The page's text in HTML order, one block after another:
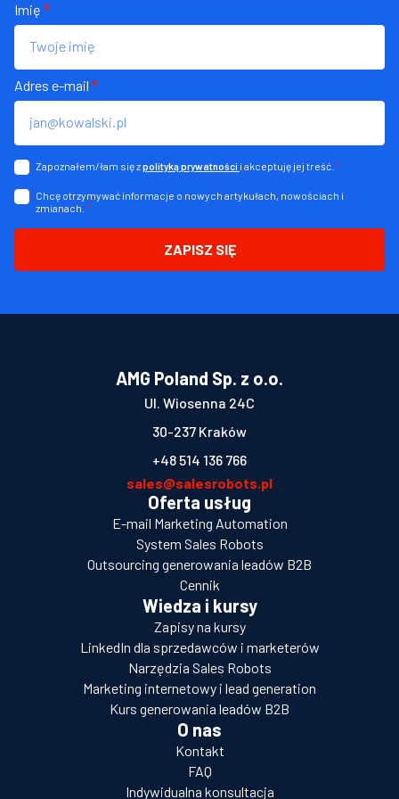
Imię *
Adres e-mail *
Zapoznałem/łam się zpolityką prywatności i akceptuję jej treść. *
Chcę otrzymywać informacje o nowych artykułach, nowościach i
zmianach. *
ZAPISZ SIĘ
AMG Poland Sp. z o.o.
Ul. Wiosenna 24C
30-237 Kraków
+48 514 136 766
sales@salesrobots.pl
Oferta usług
E-mail Marketing Automation
System Sales Robots
Outsourcing generowania leadów B2B
Cennik
Wiedza i kursy
Zapisy na kursy
LinkedIn dla sprzedawców i marketerów
Narzędzia Sales Robots
Marketing internetowy i lead generation
Kurs generowania leadów B2B
O nas
Kontakt
FAQ
Indywidualna konsultacja